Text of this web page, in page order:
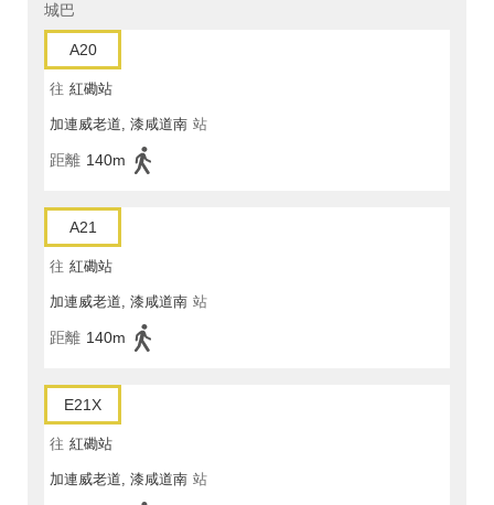
城巴
A20
往 紅磡站
加連威老道, 漆咸道南 站
距離 140m
A21
往 紅磡站
加連威老道, 漆咸道南 站
距離 140m
E21X
往 紅磡站
加連威老道, 漆咸道南 站